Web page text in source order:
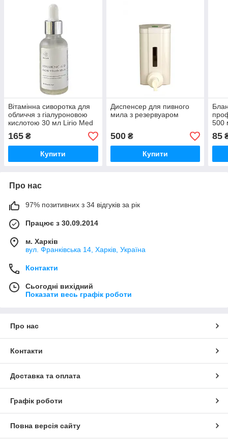
Вітамінна сиворотка для
обличчя з гіалуроновою
кислотою 30 мл Lirio Med
165 ₴
Купити
Диспенсер для пивного
мила з резервуаром
500₴
Купити
500
85
Про нас
97% позитивних з 34 відгуків за рік
Працює з 30.09.2014
м. Харків
вул. Франківська 14, Харків, Україна
Контакти
Сьогодні вихідний
Показати весь графік роботи
Про нас
Контакти
Доставка та оплата
Графік роботи
Повна версія сайту